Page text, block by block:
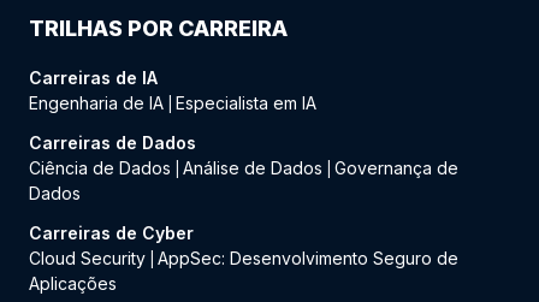
TRILHAS POR CARREIRA
Carreiras de IA
Engenharia de IA Especialista em IA
Carreiras de Dados
Ciência de Dados
Análise de Dados
Governança de
Dados
Carreiras de Cyber
Cloud Security AppSec: Desenvolvimento Seguro de
Aplicações